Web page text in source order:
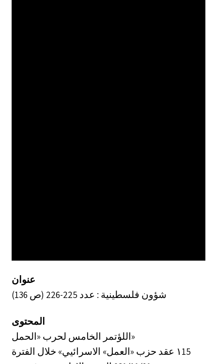
عنوان
شؤون فلسطينية : عدد 225-226 (ص 136)
المحتوى
اللؤتمر الخامس لحرب «الحمل»